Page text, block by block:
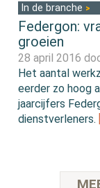
In de branche
Federgon:
groeien
28 april 2016
Het aantal
eerder zo hoog
jaarcijfers
dienstverleners.